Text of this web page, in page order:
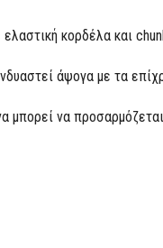
κορδέλα και
άψογα με τα
μπορεί να